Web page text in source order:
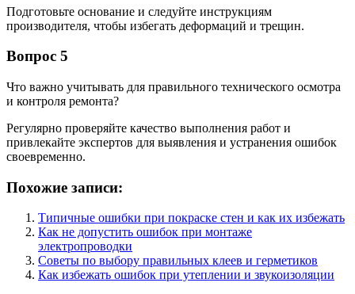
Подготовьте основание и следуйте инструкциям
производителя, чтобы избегать деформаций и трещин.
Вопрос 5
Что важно учитывать для правильного технического осмотра
и контроля ремонта?
Регулярно проверяйте качество выполнения работ и
привлекайте экспертов для выявления и устранения ошибок
своевременно.
Похожие записи:
Типичные ошибки при покраске стен и как их избежать
Как не допустить ошибок при монтаже
электропроводки
Советы по выбору правильных клеев и герметиков
Как избежать ошибок при утеплении и звукоизоляции